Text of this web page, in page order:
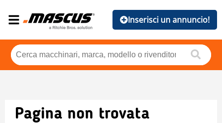
Inserisci un annuncio!
Pagina non trovata